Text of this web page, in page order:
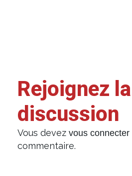
Rejoignez la
discussion
Vous devez vous connecter
commentaire.